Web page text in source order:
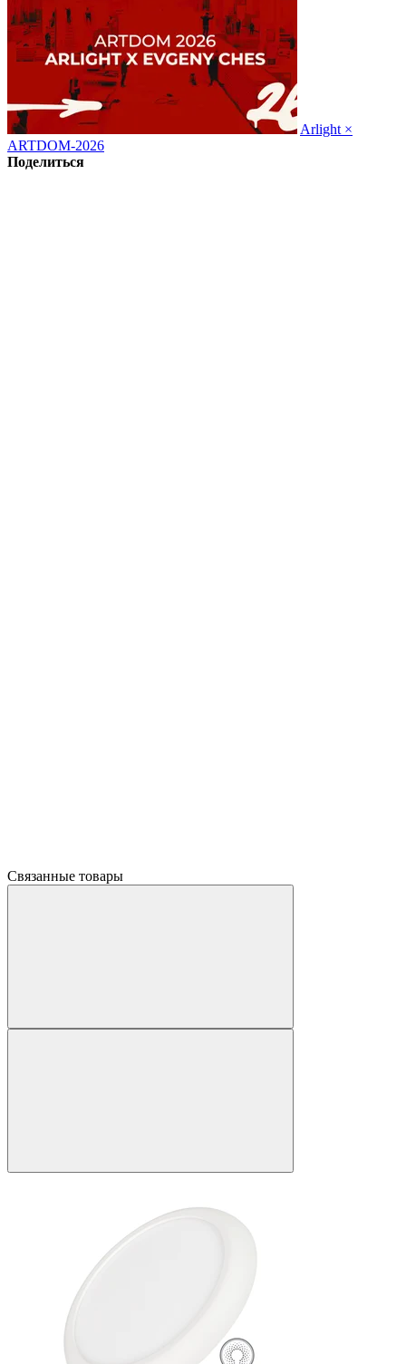
Arlight ×
ARTDOM-2026
Поделиться
Связанные товары